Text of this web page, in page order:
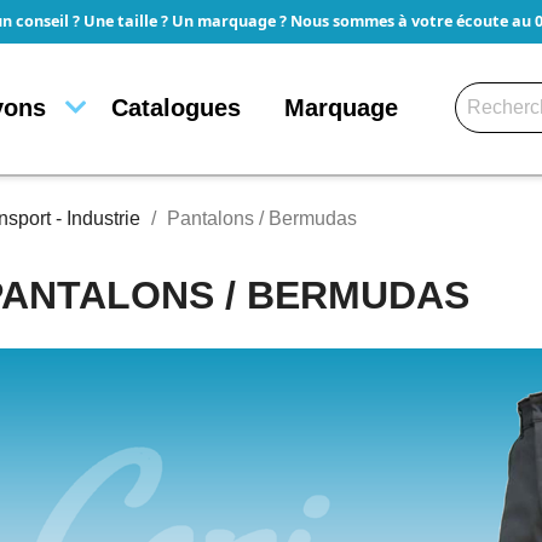
conseil ? Une taille ? Un marquage ? Nous sommes à votre écoute au
Catalogues Marquage
- Industrie Pantalons / Bermudas
/ BERMUDAS